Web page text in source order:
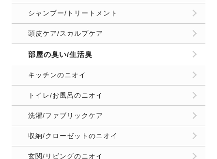
シャンプー/トリートメント
頭皮ケア/スカルプケア
部屋の臭い/生活臭
キッチンのニオイ
トイレ/お風呂のニオイ
洗濯/ファブリックケア
収納/クローゼットのニオイ
玄関/リビングのニオイ